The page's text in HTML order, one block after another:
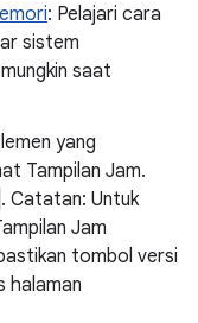
: Pelajari cara
sistem
saat
yang
Tampilan Jam.
. Catatan: Untuk
Jam
tombol versi
halaman